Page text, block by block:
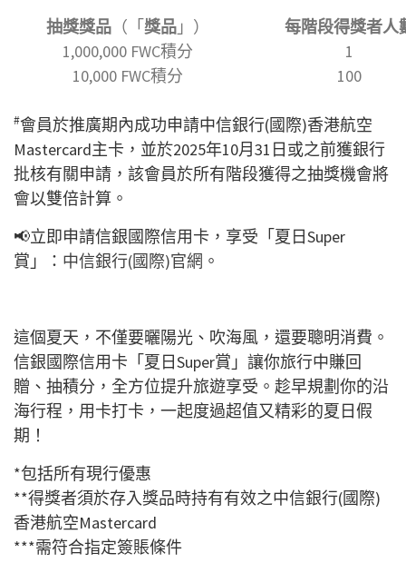
抽獎獎品 （「獎品 」）
每階段得獎者人
1,000,000 FWC積分
1
10,000 FWC積分
100
#會員於推廣期內成功申請中信銀行(國際)香港航空
Mastercard主卡，並於2025年10月31日或之前獲銀行
批核有關申請，該會員於所有階段獲得之抽獎機會將
會以雙倍計算。
📢立即申請信銀國際信用卡，享受「夏日Super
賞」： 中信銀行(國際)官網 。
這個夏天，不僅要曬陽光、吹海風，還要聰明消費。
信銀國際信用卡「夏日Super賞」讓你旅行中賺回
贈、抽積分，全方位提升旅遊享受。趁早規劃你的沿
海行程，用卡打卡，一起度過超值又精彩的夏日假
期！
*包括所有現行優惠
**得獎者須於存入獎品時持有有效之中信銀行(國際)
香港航空Mastercard
***需符合指定簽賬條件